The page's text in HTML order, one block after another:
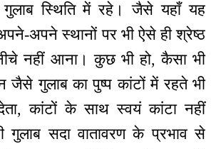
गुलाब स्थिति में रहे। जैसे यहाँ यह
अपने स्थानों पर भी ऐसे ही श्रेष्ठ
नहीं आना। कुछ भी हो, कैसा भी
जैसे गुलाब का पुष्प कांटों में रहते भी
कांटों के साथ स्वयं कांटा नहीं
गुलाब सदा वातावरण के प्रभाव से